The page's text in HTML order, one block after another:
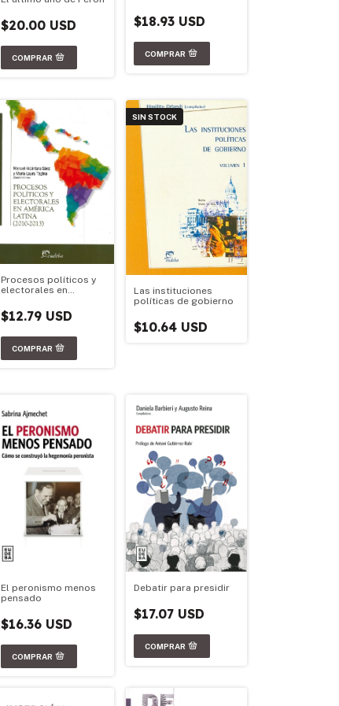
$20.00 USD $18.93 USD
Procesos políticos y
electorales en
2013)
$12.79 USD
SIN STOCK
Las instituciones
políticas de gobierno
$10.64 USD
El peronismo menos
pensado
$16.36 USD
Debatir para presidir
$17.07 USD